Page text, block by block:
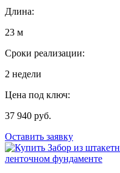
Длина:
23 м
Сроки реализации:
2 недели
Цена под ключ:
37 940 руб.
Оставить заявку